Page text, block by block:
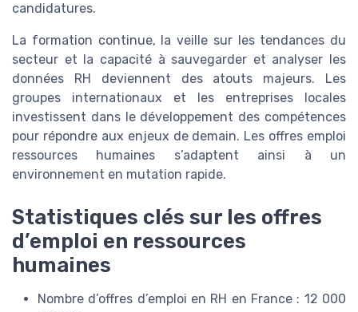
candidatures.
La formation continue, la veille sur les tendances du
secteur et la capacité à sauvegarder et analyser les
données RH deviennent des atouts majeurs. Les
groupes internationaux et les entreprises locales
investissent dans le développement des compétences
pour répondre aux enjeux de demain. Les offres emploi
ressources humaines s’adaptent ainsi à un
environnement en mutation rapide.
Statistiques clés sur les offres
d’emploi en ressources
humaines
Nombre d’offres d’emploi en RH en France : 12 000